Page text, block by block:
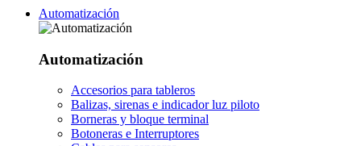
Automatización
Automatización
Accesorios para tableros
Balizas, sirenas e indicador luz piloto
Borneras y bloque terminal
Botoneras e Interruptores